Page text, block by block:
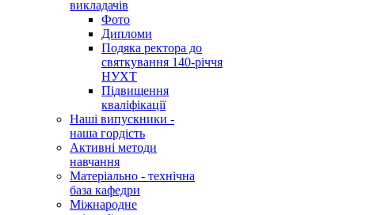
викладачів
Фото
Дипломи
Подяка ректора до
святкування 140-річчя
НУХТ
Підвищення
кваліфікації
Наші випускники -
наша гордість
Активні методи
навчання
Матеріально - технічна
база кафедри
Міжнародне